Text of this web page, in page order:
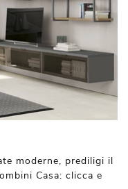
moderne, prediligi il
Casa: clicca e